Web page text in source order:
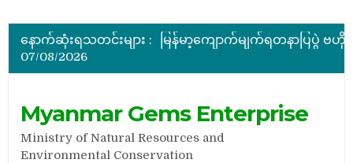
နောက်ဆုံးရသတင်းများ :
07/08/2026
Myanmar Gems Enterprise
Ministry of Natural Resources and
Environmental Conservation